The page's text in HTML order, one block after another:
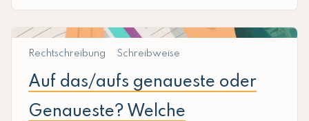
Rechtschreibung Schreibweise
Auf das/aufs genaueste oder
Genaueste? Welche